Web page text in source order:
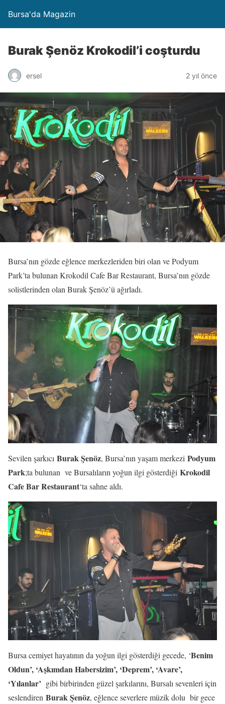
Bursa'da Magazin
Burak Şenöz Krokodil’i coşturdu
ersel 2 yıl önce
Bursa’nın gözde eğlence merkezleriden biri olan ve Podyum
Park’ta bulunan Krokodil Cafe Bar Restaurant, Bursa’nın gözde
solistlerinden olan Burak Şenöz’ü ağırladı.
Sevilen şarkıcı Burak Şenöz, Bursa’nın yaşam merkezi Podyum
Park;ta bulunan ve Bursalıların yoğun ilgi gösterdiği Krokodil
Cafe Bar Restaurant‘ta sahne aldı.
Bursa cemiyet hayatının da yoğun ilgi gösterdiği gecede, ‘Benim
Oldun’, ‘Aşkımdan Habersizim’, ‘Deprem’, ‘Avare’,
‘Yılanlar’ gibi birbirinden güzel şarkılarını, Bursalı sevenleri için
seslendiren Burak Şenöz, eğlence severlere müzik dolu bir gece